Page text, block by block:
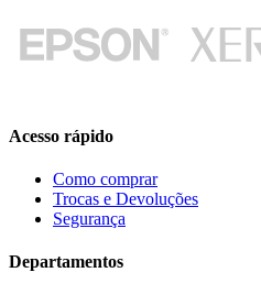
Acesso rápido
Como comprar
Trocas e Devoluções
Segurança
Departamentos